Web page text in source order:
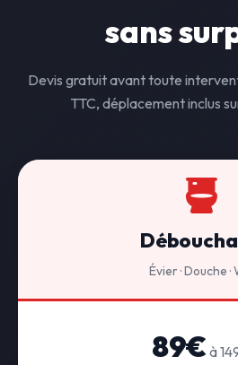
sans
Devis gratuit avant toute
TTC, déplacement inclus
Évier · Douche ·
89€ à